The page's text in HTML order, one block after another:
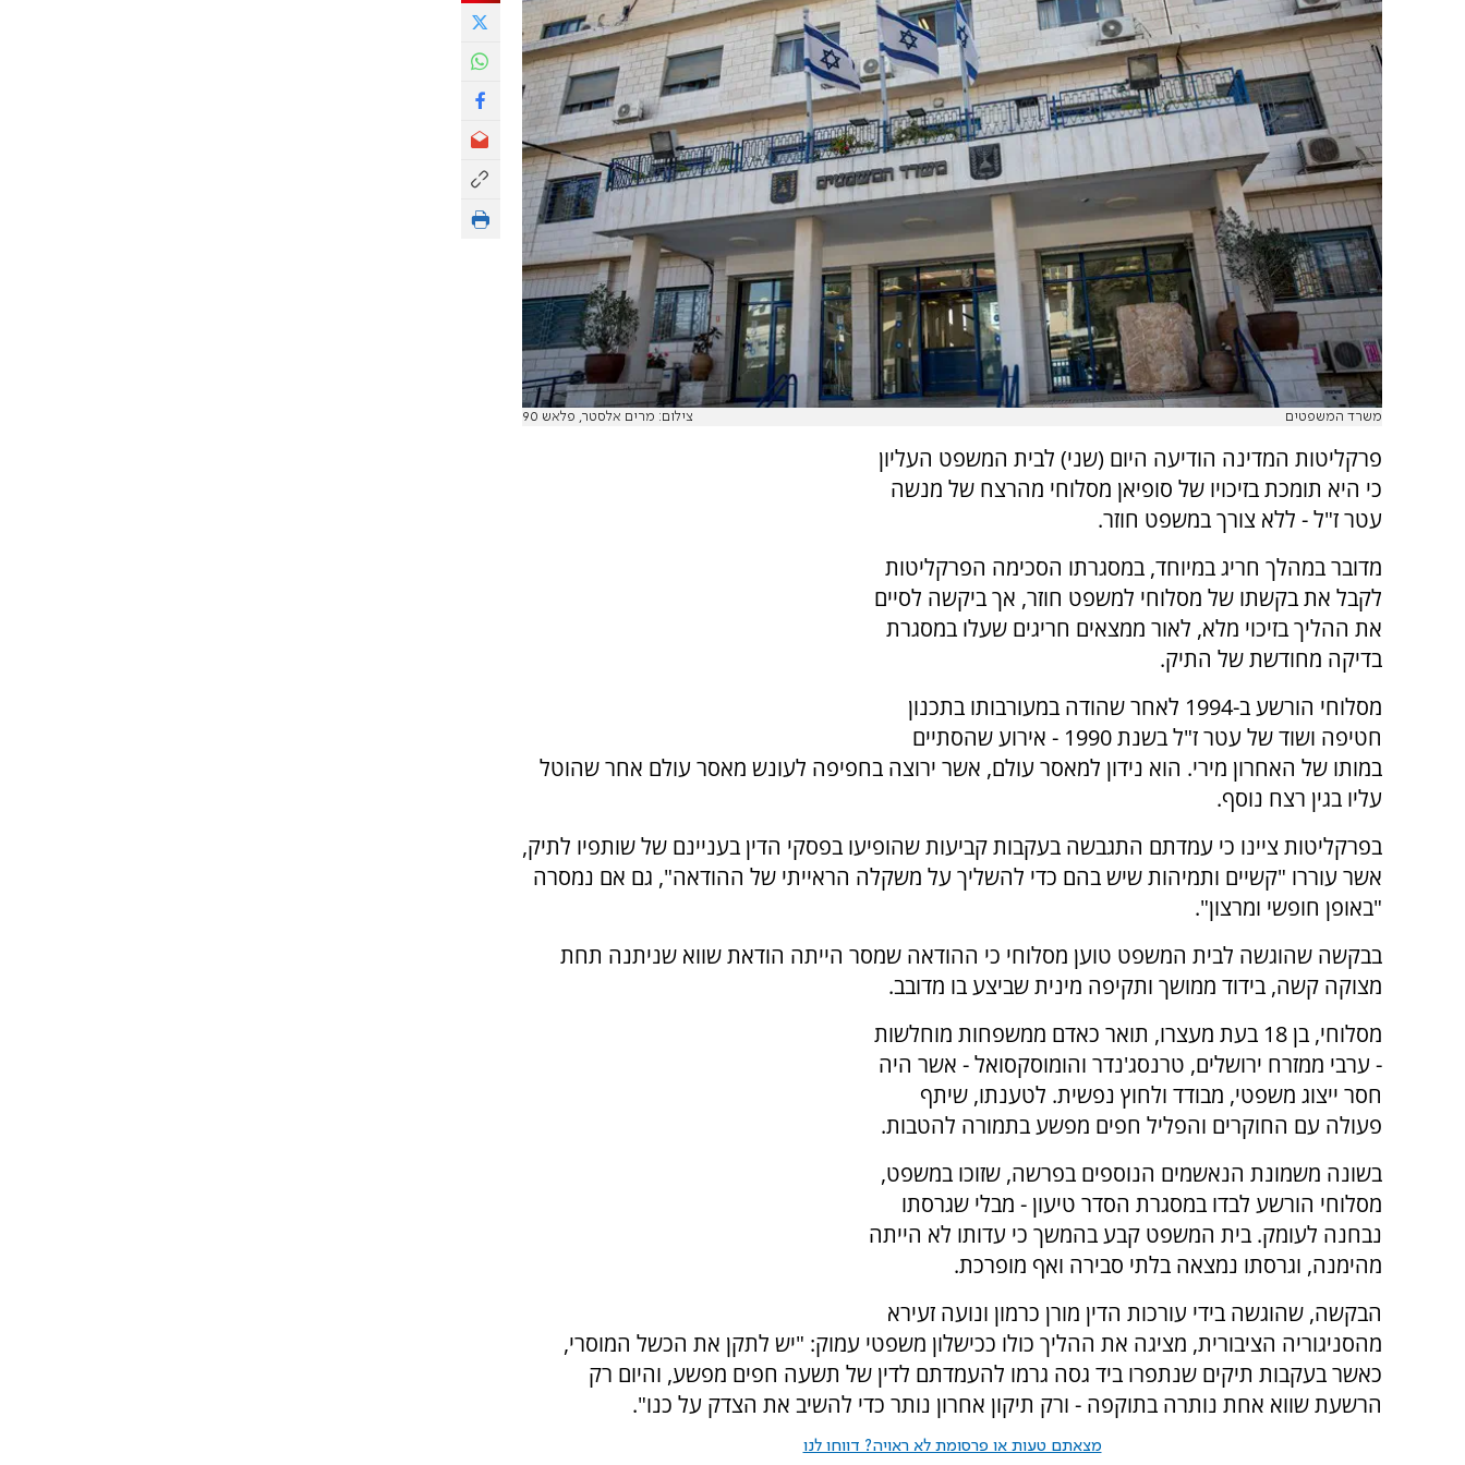
משרד המשפטים צילום: מרים אלסטר, פלאש 90
פרקליטות המדינה הודיעה היום (שני) לבית המשפט העליון
כי היא תומכת בזיכויו של סופיאן מסלוחי מהרצח של מנשה
עטר ז"ל - ללא צורך במשפט חוזר.
מדובר במהלך חריג במיוחד, במסגרתו הסכימה הפרקליטות
לקבל את בקשתו של מסלוחי למשפט חוזר, אך ביקשה לסיים
את ההליך בזיכוי מלא, לאור ממצאים חריגים שעלו במסגרת
בדיקה מחודשת של התיק.
מסלוחי הורשע ב-1994 לאחר שהודה במעורבותו בתכנון
חטיפה ושוד של עטר ז"ל בשנת 1990 - אירוע שהסתיים
במותו של האחרון מירי. הוא נידון למאסר עולם, אשר ירוצה בחפיפה לעונש מאסר עולם אחר שהוטל
עליו בגין רצח נוסף.
בפרקליטות ציינו כי עמדתם התגבשה בעקבות קביעות שהופיעו בפסקי הדין בעניינם של שותפיו לתיק,
אשר עוררו "קשיים ותמיהות שיש בהם כדי להשליך על משקלה הראייתי של ההודאה", גם אם נמסרה
"באופן חופשי ומרצון".
בבקשה שהוגשה לבית המשפט טוען מסלוחי כי ההודאה שמסר הייתה הודאת שווא שניתנה תחת
מצוקה קשה, בידוד ממושך ותקיפה מינית שביצע בו מדובב.
מסלוחי, בן 18 בעת מעצרו, תואר כאדם ממשפחות מוחלשות
- ערבי ממזרח ירושלים, טרנסג'נדר והומוסקסואל - אשר היה
חסר ייצוג משפטי, מבודד ולחוץ נפשית. לטענתו, שיתף
פעולה עם החוקרים והפליל חפים מפשע בתמורה להטבות.
בשונה משמונת הנאשמים הנוספים בפרשה, שזוכו במשפט,
מסלוחי הורשע לבדו במסגרת הסדר טיעון - מבלי שגרסתו
נבחנה לעומק. בית המשפט קבע בהמשך כי עדותו לא הייתה
מהימנה, וגרסתו נמצאה בלתי סבירה ואף מופרכת.
הבקשה, שהוגשה בידי עורכות הדין מורן כרמון ונועה זעירא
מהסניגוריה הציבורית, מציגה את ההליך כולו ככישלון משפטי עמוק: "יש לתקן את הכשל המוסרי,
כאשר בעקבות תיקים שנתפרו ביד גסה גרמו להעמדתם לדין של תשעה חפים מפשע, והיום רק
הרשעת שווא אחת נותרה בתוקפה - ורק תיקון אחרון נותר כדי להשיב את הצדק על כנו".
מצאתם טעות או פרסומת לא ראויה? דווחו לנו